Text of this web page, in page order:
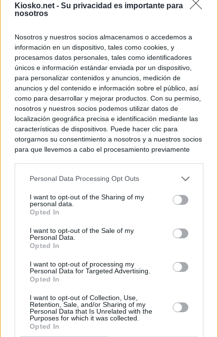
Kiosko.net - Su privacidad es importante para
nosotros
Nosotros y nuestros socios almacenamos o accedemos a
información en un dispositivo, tales como cookies, y
procesamos datos personales, tales como identificadores
únicos e información estándar enviada por un dispositivo,
para personalizar contenidos y anuncios, medición de
anuncios y del contenido e información sobre el público, así
como para desarrollar y mejorar productos. Con su permiso,
nosotros y nuestros socios podemos utilizar datos de
localización geográfica precisa e identificación mediante las
características de dispositivos. Puede hacer clic para
otorgarnos su consentimiento a nosotros y a nuestros socios
para que llevemos a cabo el procesamiento previamente
negar su consentimiento. Tenga en cuenta que algún
de su consentimiento, pero usted tiene el derecho de
rechazar tal procesamiento. Sus preferencias se aplicarán
cualquier momento entrando de nuevo en este sitio web o
visitando nuestra política de privacidad.
Personal Data Processing Opt Outs
I want to opt-out of the Sharing of my
personal data.
Opted In
I want to opt-out of the Sale of my
Personal Data.
Opted In
I want to opt-out of processing my
Personal Data for Targeted Advertising.
Opted In
I want to opt-out of Collection, Use,
Retention, Sale, and/or Sharing of my
Personal Data that Is Unrelated with the
Purposes for which it was collected.
Opted In